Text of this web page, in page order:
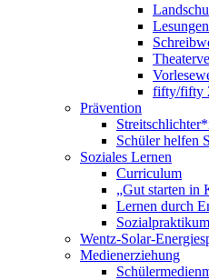
Lesungen
fifty/fifty
Prävention
Schüler helfen
Soziales Lernen
Curriculum
„Gut starten in
Lernen durch
Sozialpraktikum
Wentz-Solar-
Medienerziehung